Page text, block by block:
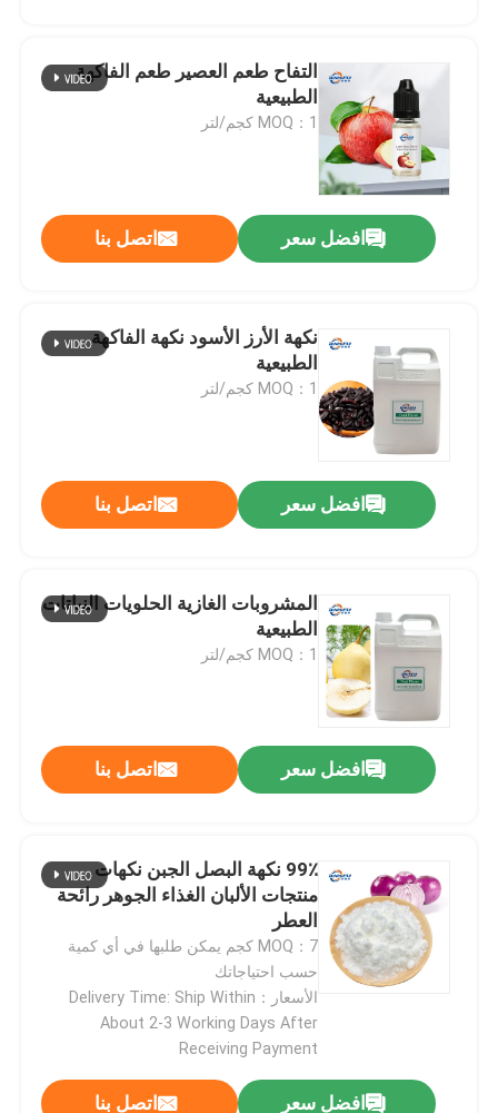
فيديوهات
برنامج VR
حولنا
مراقبة الجودة
اتصل بنا
أخبار
نكهات الجوهر الغذائي
نكهة ورائحة
نكهة اصطناعية
الزيوت النباتية الطبيعية
مستخلص نباتي نقي
نكهة المونومير
التفاح طعم العصير طعم الفاكهة
الطبيعية
MOQ：1 كجم/لتر
افضل سعر اتصل بنا
نكهة الأرز الأسود نكهة الفاكهة
الطبيعية
MOQ：1 كجم/لتر
افضل سعر اتصل بنا
المشروبات الغازية الحلويات النباتات
الطبيعية
MOQ：1 كجم/لتر
افضل سعر اتصل بنا
99٪ نكهة البصل الجبن نكهات
منتجات الألبان الغذاء الجوهر رائحة
العطر
MOQ：7 كجم يمكن طلبها في أي كمية
حسب احتياجاتك
الأسعار：Delivery Time: Ship Within
About 2-3 Working Days After
Receiving Payment
افضل سعر اتصل بنا